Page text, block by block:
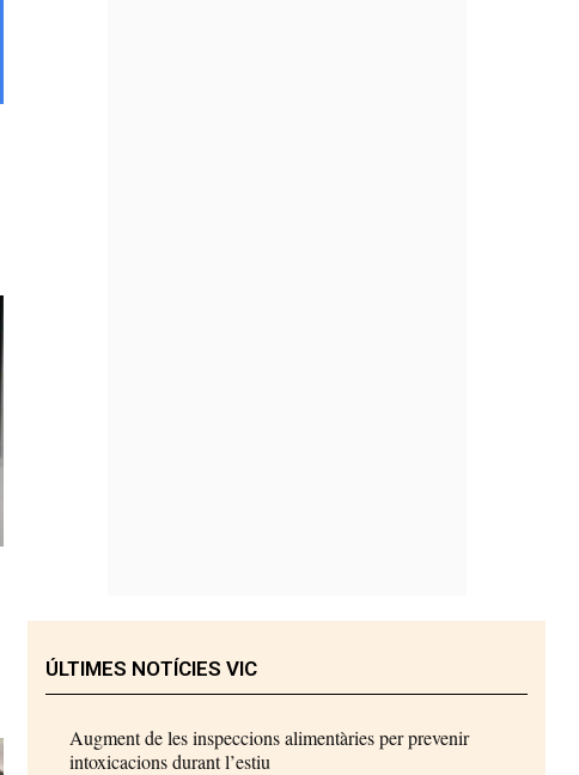
ÚLTIMES NOTÍCIES VIC
Augment de les inspeccions alimentàries per prevenir
intoxicacions durant l’estiu